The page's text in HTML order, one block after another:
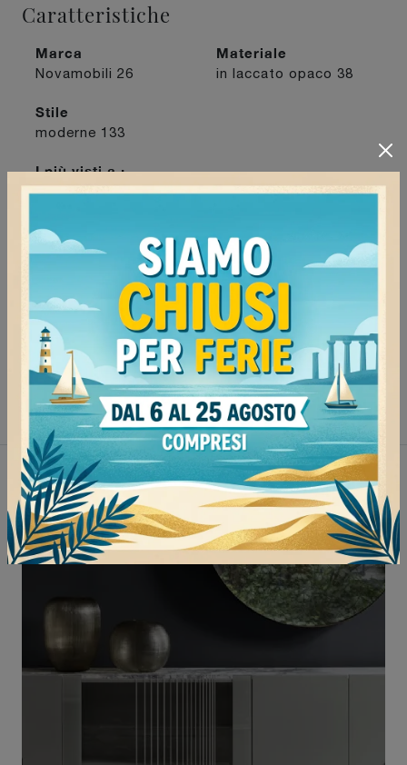
Caratteristiche
Marca
Novamobili 26
Materiale
in laccato opaco 38
Stile
moderne 133
I più visti a :
Mede74 Milano74 Tortona72
Continua a navigare
Madie Novamobili Milano
Madie Novamobili Mede
Madie Novamobili Vigevano
Madie Novamobili Tortona
Non perderti anche: